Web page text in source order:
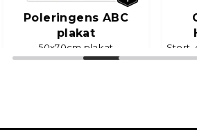
Poleringens ABC
plakat
50x70cm plakat
Stort,